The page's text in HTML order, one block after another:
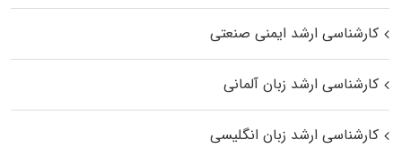
کارشناسی ارشد ایمنی صنعتی
کارشناسی ارشد زبان آلمانی
کارشناسی ارشد زبان انگلیسی